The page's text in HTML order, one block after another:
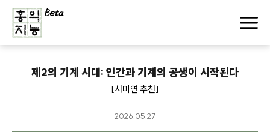
제2의 기계 시대: 인간과 기계의 공생이 시작된다
[서미연 추천]
2026.05.27